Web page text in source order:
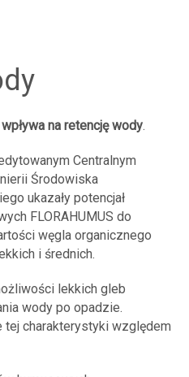
na retencję wody.
Centralnym
Środowiska
ukazały potencjał
FLORAHUMUS do
węgla organicznego
i średnich.
lekkich gleb
wody po opadzie.
charakterystyki względem